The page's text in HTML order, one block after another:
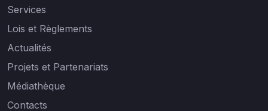
Services
Lois et Règlements
Actualités
Projets et Partenariats
Médiathèque
Contacts